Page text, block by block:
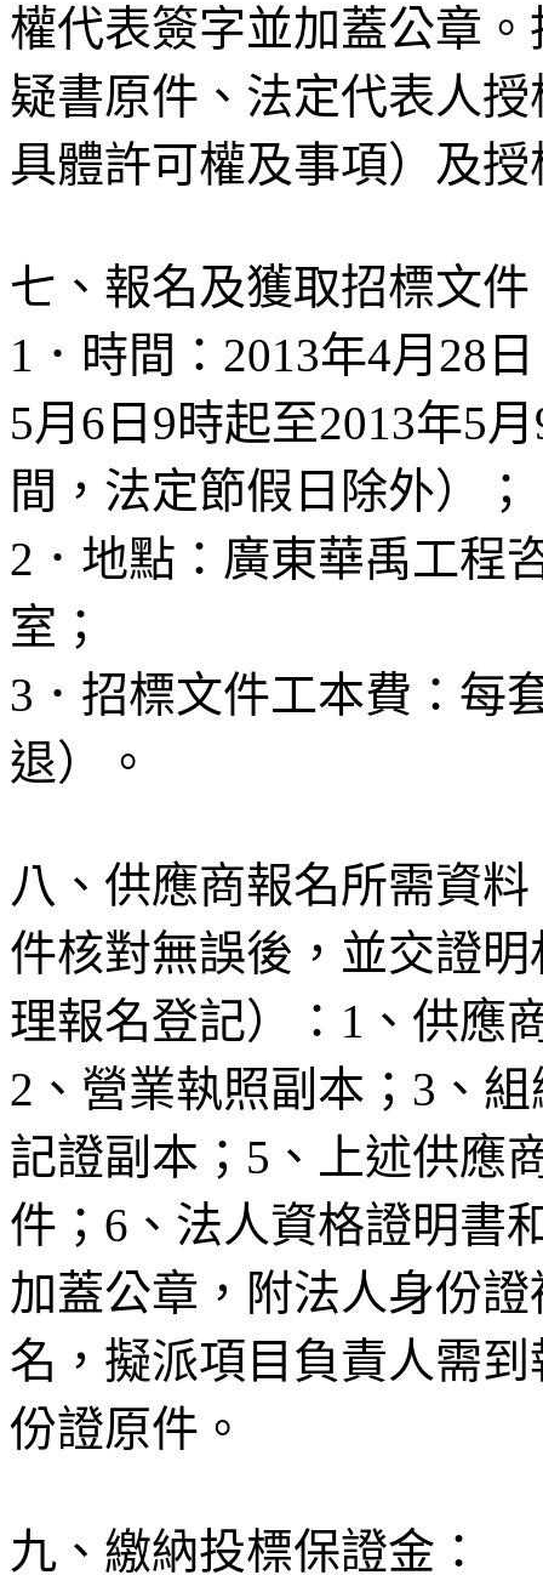
權代表簽字並加蓋公章
疑書原件、法定代表人
具體許可權及事項）及
七、報名及獲取招標文件
1 ．時間： 2013年4月 28
5月 6 日 9時起至2013年5月
間，法定節假日除外）；
2 ．地點：廣東華禹工程
室；
3 ．招標文件工本費：每
退）。
八、供應商報名所需資
件核對無誤後，並交證
理報名登記）： 1 、供應
2 、營業執照副本； 3 、
記證副本； 5 、上述供應
件； 6 、法人資格證明書
加蓋公章，附法人身份
名，擬派項目負責人需
份證原件。
九、繳納投標保證金：